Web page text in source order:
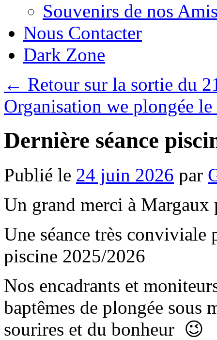
Souvenirs de nos
Nous Contacter
Dark Zone
← Retour sur la sortie du
Organisation we plongée
Dernière séance
Publié le 24 juin 2026 par
Un grand merci à Margaux
Une séance très conviviale
piscine 2025/2026
Nos encadrants et
baptêmes de plongée sous
sourires et du bonheur 😉